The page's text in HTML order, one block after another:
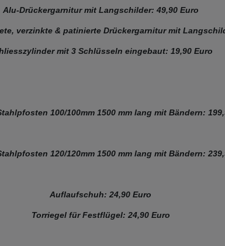
Alu-Drückergarnitur mit Langschilder: 49,90 Euro
verzinkte & patinierte Drückergarnitur mit
mit 3 Schlüsseln eingebaut: 19,90 Euro
100/100mm 1500 mm lang mit Bändern:
120/120mm 1500 mm lang mit Bändern:
Auflaufschuh: 24,90 Euro
Torriegel für Festflügel: 24,90 Euro